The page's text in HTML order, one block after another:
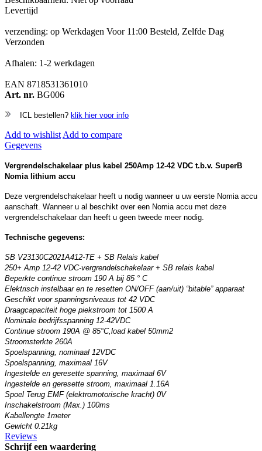
Levertijd
verzending: op Werkdagen Voor 11:00 Besteld, Zelfde Dag
Verzonden
Afhalen: 1-2 werkdagen
EAN 8718531361010
Art. nr. BG006
ICL bestellen? klik hier voor info
Add to wishlist Add to compare
Gegevens
Vergrendelschakelaar plus kabel 250Amp 12-42 VDC t.b.v. SuperB
Nomia lithium accu
Deze vergrendelschakelaar heeft u nodig wanneer u uw eerste Nomia accu
aanschaft. Wanneer u al beschikt over een Nomia accu met deze
vergrendelschakelaar dan heeft u geen tweede meer nodig.
Technische gegevens:
SB V23130C2021A412-TE + SB Relais kabel
250+ Amp 12-42 VDC-vergrendelschakelaar + SB relais kabel
Beperkte continue stroom 190 A bij 85 ° C
Elektrisch instelbaar en te resetten ON/OFF (aan/uit) “bitable” apparaat
Geschikt voor spanningsniveaus tot 42 VDC
Draagcapaciteit hoge piekstroom tot 1500 A
Nominale bedrijfsspanning 12-42VDC
Continue stroom 190A @ 85°C,load kabel 50mm2
Stroomsterkte 260A
Spoelspanning, nominaal 12VDC
Spoelspanning, maximaal 16V
Ingestelde en geresette spanning, maximaal 6V
Ingestelde en geresette stroom, maximaal 1.16A
Spoel Terug EMF (elektromotorische kracht) 0V
Inschakelstroom (Max.) 100ms
Kabellengte 1meter
Gewicht 0.21kg
Reviews
Schrijf een waardering